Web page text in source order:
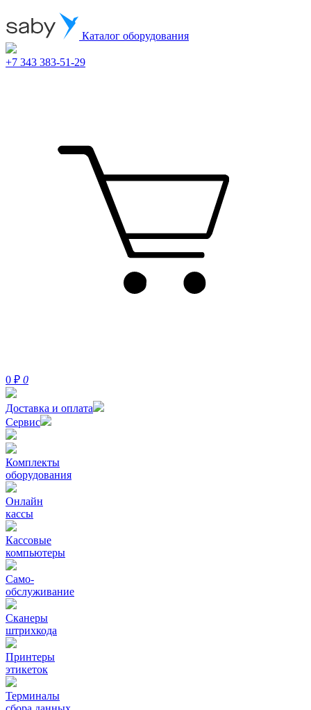
Каталог оборудования
+7 343 383-51-29
0 ₽ 0
Доставка и оплата
Сервис
Комплекты
оборудования
Онлайн
кассы
Кассовые
компьютеры
Само-
обслуживание
Сканеры
штрихкода
Принтеры
этикеток
Терминалы